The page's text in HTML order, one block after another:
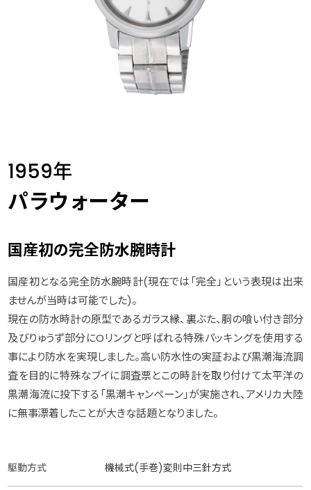
1959年
パラウォーター
国産初の完全防水腕時計
国産初となる完全防水腕時計(現在では「完全」という表現は出来
ませんが当時は可能でした)。
現在の防水時計の原型であるガラス縁、裏ぶた、胴の喰い付き部分
及びりゅうず部分にOリングと呼ばれる特殊パッキングを使用する
事により防水を実現しました。高い防水性の実証および黒潮海流調
査を目的に特殊なブイに調査票とこの時計を取り付けて太平洋の
黒潮海流に投下する「黒潮キャンペーン」が実施され、アメリカ大陸
に無事漂着したことが大きな話題となりました。
駆動方式 機械式(手巻)変則中三針方式